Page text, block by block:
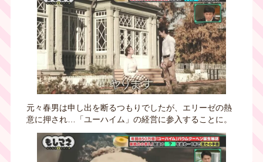
元々春男は申し出を断るつもりでしたが、エリーゼの熱
意に押され…「ユーハイム」の経営に参入することに。